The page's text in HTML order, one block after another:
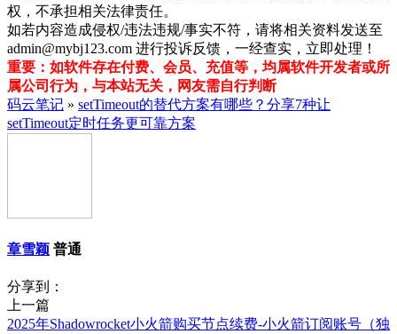
权，不承担相关法律责任。
如若内容造成侵权/违法违规/事实不符，请将相关资料发送至
admin@mybj123.com 进行投诉反馈，一经查实，立即处理！
重要：如软件存在付费、会员、充值等，均属软件开发者或所
属公司行为，与本站无关，网友需自行判断
码云笔记 » setTimeout的替代方案有哪些？分享7种让
setTimeout定时任务更可靠方案
章雪颖 普通
分享到：
上一篇
2025年Shadowrocket小火箭购买节点续费-小火箭订阅账号（独